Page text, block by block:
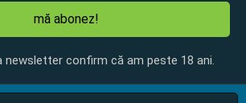
mă abonez!
newsletter confirm că am peste 18 ani.